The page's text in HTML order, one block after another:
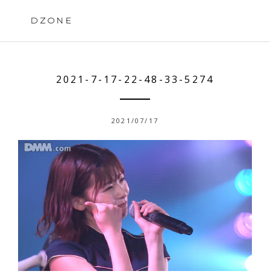
DZONE
2021-7-17-22-48-33-5274
2021/07/17